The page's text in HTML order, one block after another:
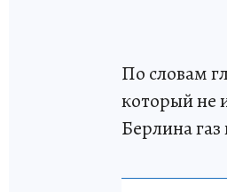
По словам
который не
Берлина газ